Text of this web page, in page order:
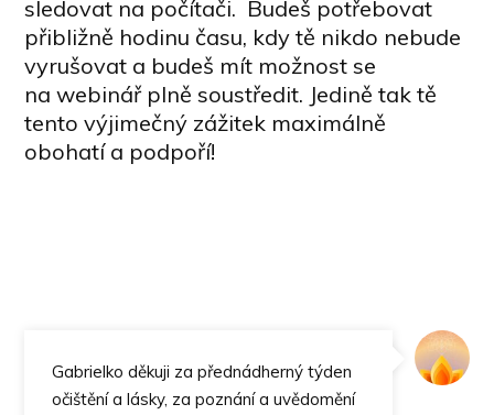
sledovat na počítači. Budeš potřebovat
přibližně hodinu času, kdy tě nikdo nebude
vyrušovat a budeš mít možnost se
na webinář plně soustředit. Jedině tak tě
tento výjimečný zážitek maximálně
obohatí a podpoří!
Gabrielko děkuji za přednádherný týden
očištění a lásky, za poznání a uvědomění